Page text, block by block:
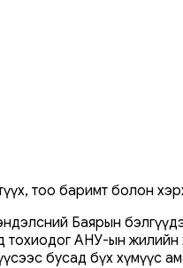
тоо баримт болон
Баярын
АНУ-ын
бусад бүх хүмүүс